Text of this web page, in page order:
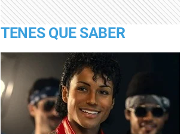
TENES QUE SABER